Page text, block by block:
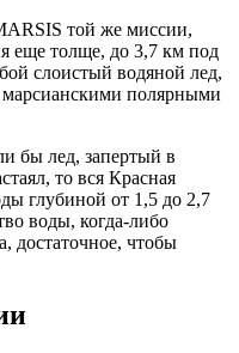
той же миссии,
еще толще, до 3,7 км под
слоистый водяной лед,
марсианскими полярными
бы лед, запертый в
то вся Красная
глубиной от 1,5 до 2,7
воды, когда-либо
достаточное, чтобы